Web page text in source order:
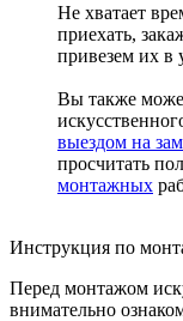
Не хватает
приехать,
привезем их в
Вы также
выездом на
просчитать
монтажных
Инструкция по
Перед монтажом
внимательно